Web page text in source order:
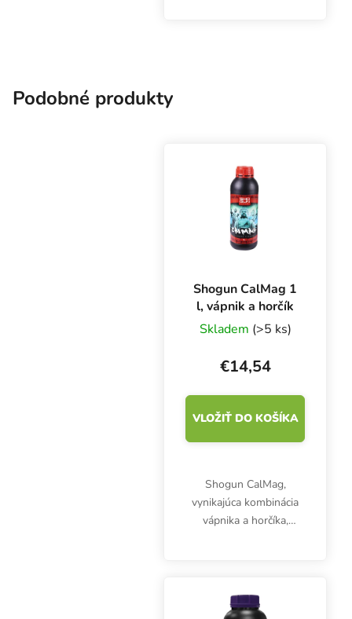
Podobné produkty
Shogun CalMag 1
l, vápnik a horčík
Skladem (>5 ks)
€14,54
VLOŽIŤ DO KOŠÍKA
Shogun CalMag,
vynikajúca kombinácia
vápnika a horčíka,
rastliny využívať ďalšie
dôležité živiny a